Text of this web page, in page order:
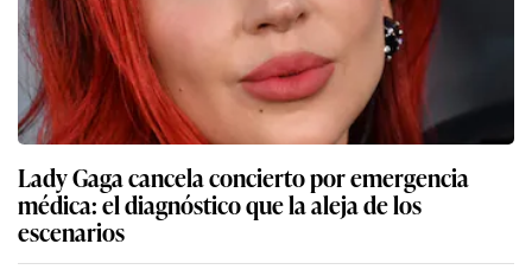
Lady Gaga cancela concierto por emergencia
médica: el diagnóstico que la aleja de los
escenarios